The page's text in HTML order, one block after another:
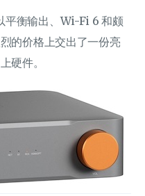
平衡输出、Wi-Fi 6 和颇
的价格上交出了一份亮
硬件。